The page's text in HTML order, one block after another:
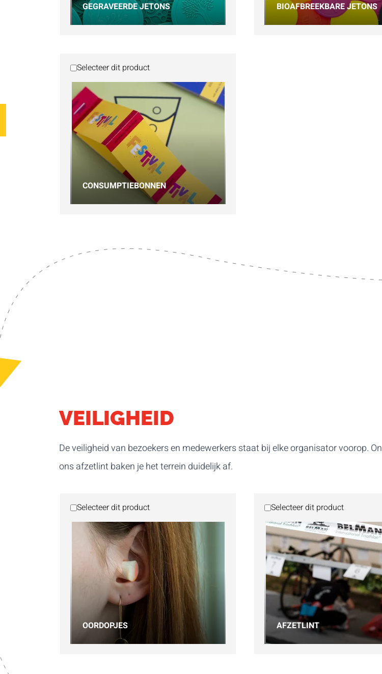
GEGRAVEERDE JETONS BIOAFBREEKBARE JETONS
Selecteer dit product
CONSUMPTIEBONNEN
VEILIGHEID
De veiligheid van bezoekers en medewerkers staat bij elke organisator voorop.
ons afzetlint baken je het terrein duidelijk af.
Selecteer dit product
OORDOPJES
Selecteer dit product
AFZETLINT